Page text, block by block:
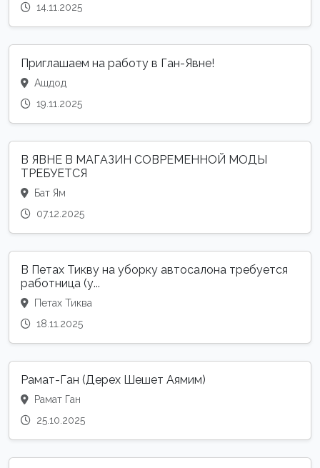
14.11.2025
Приглашаем на работу в Ган-Явне!
Ашдод
19.11.2025
В ЯВНЕ В МАГАЗИН СОВРЕМЕННОЙ МОДЫ
ТРЕБУЕТСЯ
Бат Ям
07.12.2025
В Петах Тикву на уборку автосалона требуется
работница (у...
Петах Тиква
18.11.2025
Рамат-Ган (Дерех Шешет Аямим)
Рамат Ган
25.10.2025